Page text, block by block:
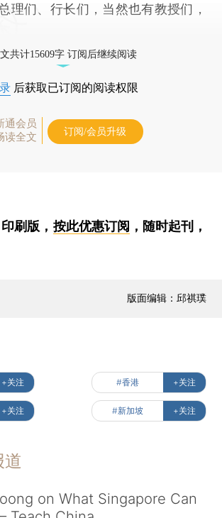
理们、行长们，当然也有教授们，
共计15609字 订阅后继续阅读
后获取已订阅的阅读权限
通会员
读全文
订阅/会员升级
刷版， 按此优惠订阅 ，随时起刊，
版面编辑：邱祺璞
+关注 #香港 +关注
+关注 #新加坡 +关注
道
on What Singapore Can